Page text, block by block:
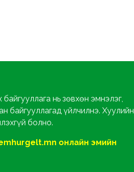
нь зөвхөн эмнэлэг,
байгууллагад үйлчилнэ. Хуулийн
болно.
онлайн эмийн